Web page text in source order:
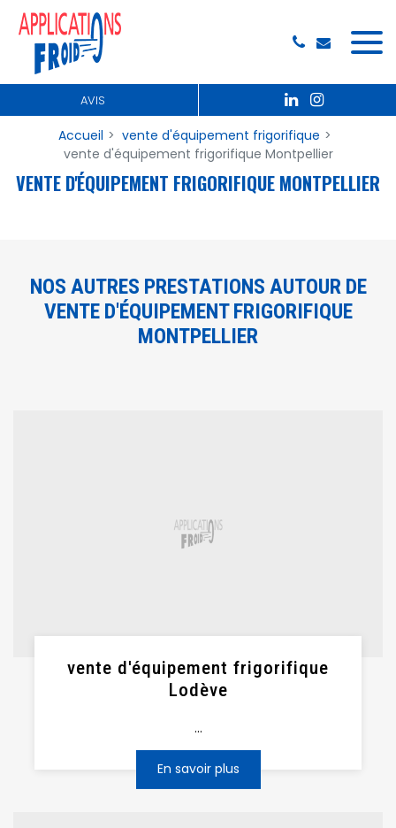
AVIS
Accueil
vente d'équipement frigorifique
vente d'équipement frigorifique Montpellier
VENTE D'ÉQUIPEMENT FRIGORIFIQUE MONTPELLIER
NOS AUTRES PRESTATIONS AUTOUR DE
VENTE D'ÉQUIPEMENT FRIGORIFIQUE
MONTPELLIER
vente d'équipement frigorifique
Lodève
...
En savoir plus
Panneau de gestion des cookies